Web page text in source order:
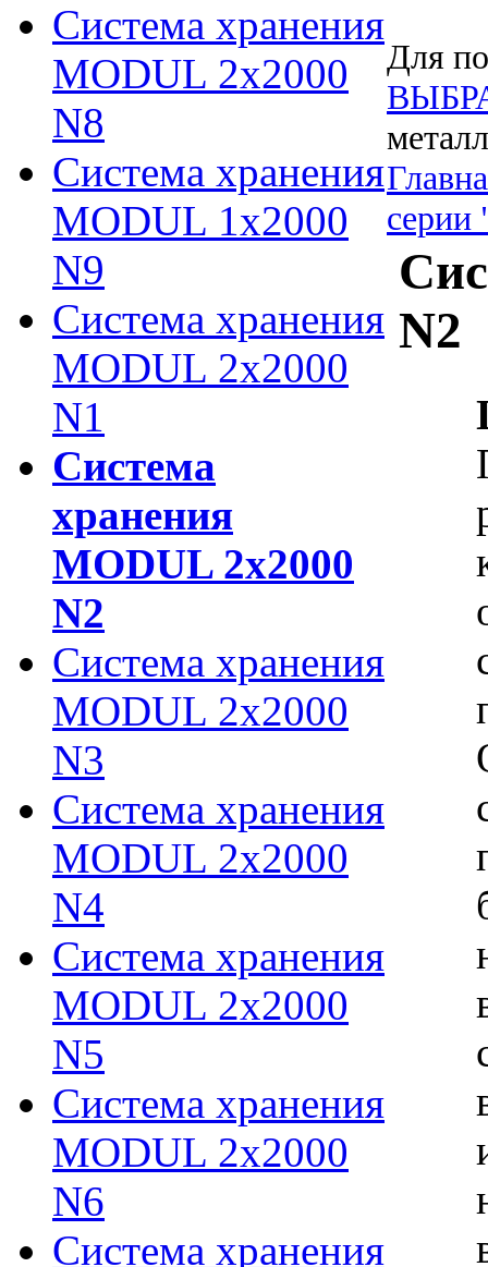
Система хранения
MODUL 2х2000
N8
Система хранения
MODUL 1х2000
N9
Система хранения
MODUL 2х2000
N1
Система
хранения
MODUL 2х2000
N2
Система хранения
MODUL 2х2000
N3
Система хранения
MODUL 2х2000
N4
Система хранения
MODUL 2х2000
N5
Система хранения
MODUL 2х2000
N6
Система хранения
Для
N2